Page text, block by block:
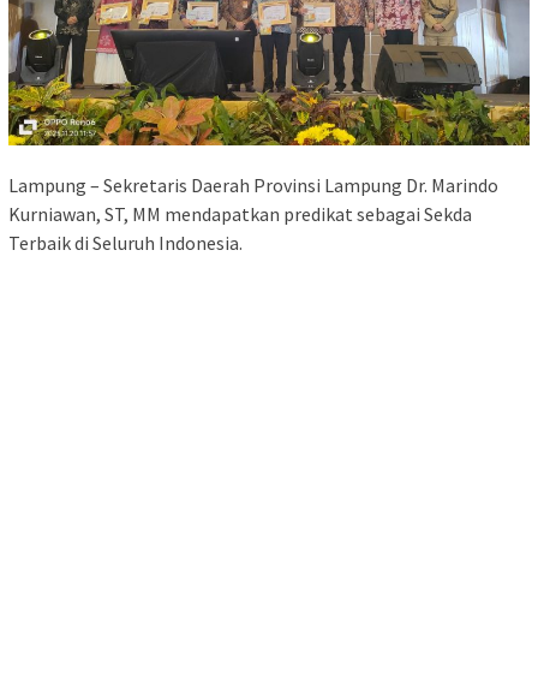
Lampung – Sekretaris Daerah Provinsi Lampung Dr. Marindo
Kurniawan, ST, MM mendapatkan predikat sebagai Sekda
Terbaik di Seluruh Indonesia.